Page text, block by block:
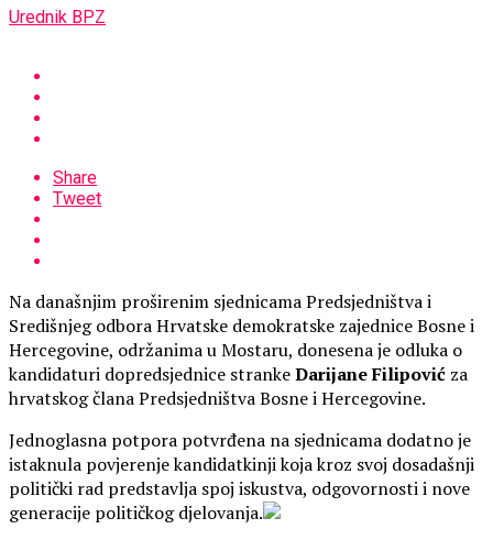
Urednik BPZ
Share
Tweet
Na današnjim proširenim sjednicama Predsjedništva i
Središnjeg odbora Hrvatske demokratske zajednice Bosne i
Hercegovine, održanima u Mostaru, donesena je odluka o
kandidaturi dopredsjednice strankeDarijane Filipović za
hrvatskog člana Predsjedništva Bosne i Hercegovine.
Jednoglasna potpora potvrđena na sjednicama dodatno je
istaknula povjerenje kandidatkinji koja kroz svoj dosadašnji
politički rad predstavlja spoj iskustva, odgovornosti i nove
generacije političkog djelovanja.